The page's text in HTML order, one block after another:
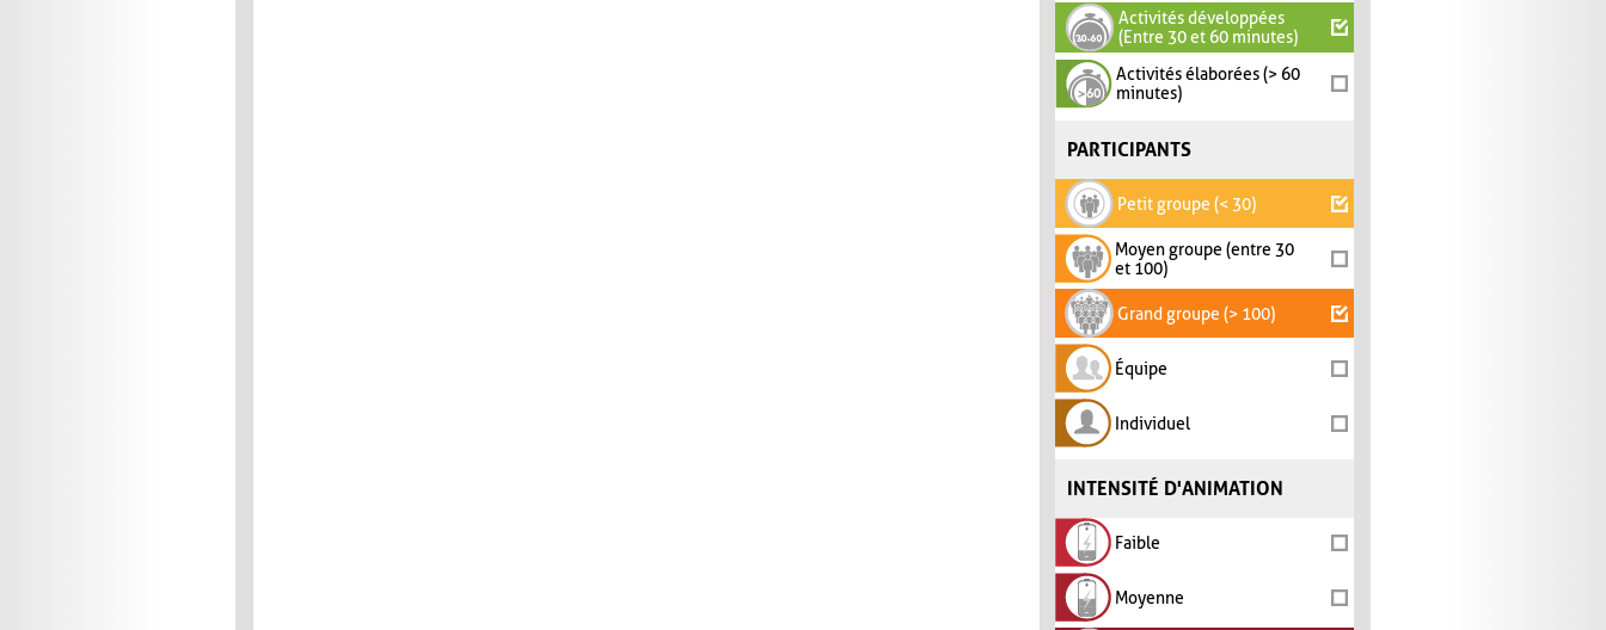
Activités développées
(Entre 30 et 60 minutes)
Activités élaborées (> 60
minutes)
PARTICIPANTS
Petit groupe (< 30)
Moyen groupe (entre 30
et 100)
Grand groupe (> 100)
Équipe
Individuel
INTENSITÉ D'ANIMATION
Faible
Moyenne